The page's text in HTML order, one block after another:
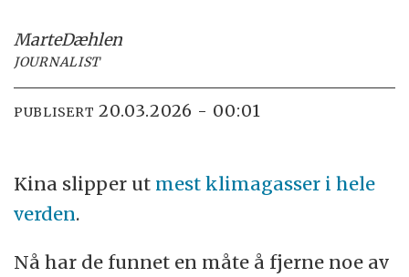
MarteDæhlen
JOURNALIST
PUBLISERT 20.03.2026 - 00:01
Kina slipper ut mest klimagasser i hele
verden.
Nå har de funnet en måte å fjerne noe av